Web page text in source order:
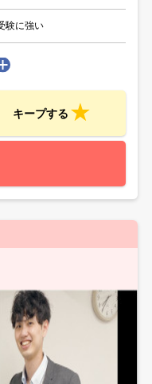
験に強い
キープする